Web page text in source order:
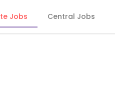
Jobs Central Jobs